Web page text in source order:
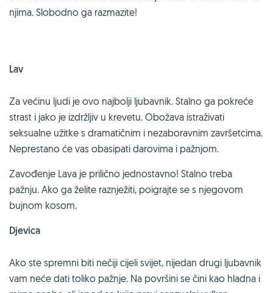
njima. Slobodno ga razmazite!
Lav
Za većinu ljudi je ovo najbolji ljubavnik. Stalno ga pokreće
strast i jako je izdržljiv u krevetu. Obožava istraživati
seksualne užitke s dramatičnim i nezaboravnim završetcima.
Neprestano će vas obasipati darovima i pažnjom.
Zavođenje Lava je prilično jednostavno! Stalno treba
pažnju. Ako ga želite raznježiti, poigrajte se s njegovom
bujnom kosom.
Djevica
Ako ste spremni biti nečiji cijeli svijet, nijedan drugi ljubavnik
vam neće dati toliko pažnje. Na površini se čini kao hladna i